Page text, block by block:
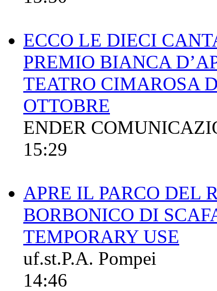
ECCO LE DIECI
PREMIO BIANCA
TEATRO CIMAROSA
OTTOBRE
ENDER
15:29
APRE IL PARCO DEL
BORBONICO DI
TEMPORARY USE
uf.st.P.A. Pompei
14:46